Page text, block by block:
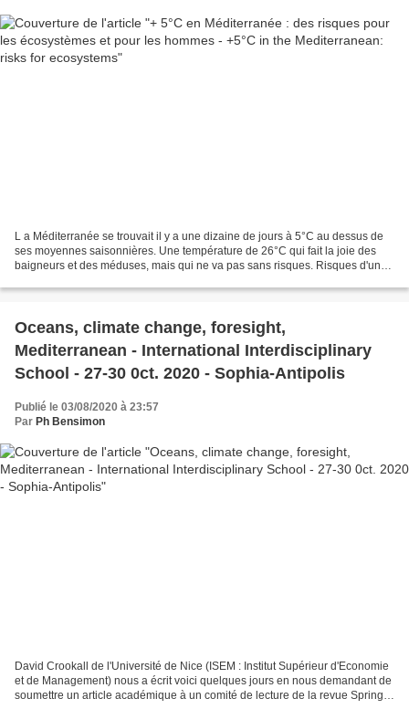
L a Méditerranée se trouvait il y a une dizaine de jours à 5°C au dessus de
ses moyennes saisonnières. Une température de 26°C qui fait la joie des
baigneurs et des méduses, mais qui ne va pas sans risques. Risques d'une
Oceans, climate change, foresight,
Mediterranean - International Interdisciplinary
School - 27-30 0ct. 2020 - Sophia-Antipolis
Publié le 03/08/2020 à 23:57
Par Ph Bensimon
David Crookall de l'Université de Nice (ISEM : Institut Supérieur d'Economie
et de Management) nous a écrit voici quelques jours en nous demandant de
soumettre un article académique à un comité de lecture de la revue Springer